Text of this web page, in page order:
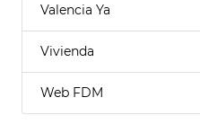
Valencia Ya
Vivienda
Web FDM